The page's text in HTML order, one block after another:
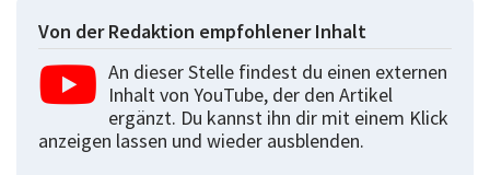
Von der Redaktion empfohlener Inhalt
An dieser Stelle findest du einen externen
Inhalt von YouTube, der den Artikel
ergänzt. Du kannst ihn dir mit einem Klick
anzeigen lassen und wieder ausblenden.